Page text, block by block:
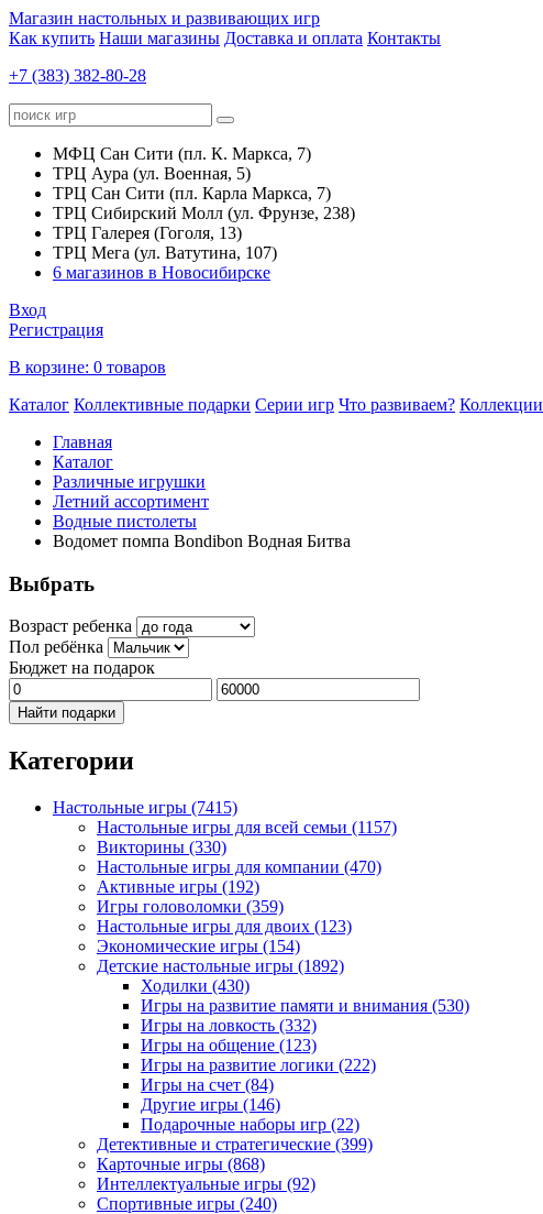
Магазин настольных и развивающих игр
Как купить Наши магазины Доставка и оплата Контакты
+7 (383) 382-80-28
МФЦ Сан Сити (пл. К. Маркса, 7)
ТРЦ Аура (ул. Военная, 5)
ТРЦ Сан Сити (пл. Карла Маркса, 7)
ТРЦ Сибирский Молл (ул. Фрунзе, 238)
ТРЦ Галерея (Гоголя, 13)
ТРЦ Мега (ул. Ватутина, 107)
6 магазинов в Новосибирске
Вход
Регистрация
В корзине: 0 товаров
Каталог Коллективные подарки Серии игр Что развиваем? Коллекции
Главная
Каталог
Различные игрушки
Летний ассортимент
Водные пистолеты
Водомет помпа Bondibon Водная Битва
Выбрать
Возраст ребенка
Пол ребёнка
Бюджет на подарок
Найти подарки
Категории
Настольные игры (7415)
Настольные игры для всей семьи (1157)
Викторины (330)
Настольные игры для компании (470)
Активные игры (192)
Игры головоломки (359)
Настольные игры для двоих (123)
Экономические игры (154)
Детские настольные игры (1892)
Ходилки (430)
Игры на развитие памяти и внимания (530)
Игры на ловкость (332)
Игры на общение (123)
Игры на развитие логики (222)
Игры на счет (84)
Другие игры (146)
Подарочные наборы игр (22)
Детективные и стратегические (399)
Карточные игры (868)
Интеллектуальные игры (92)
Спортивные игры (240)